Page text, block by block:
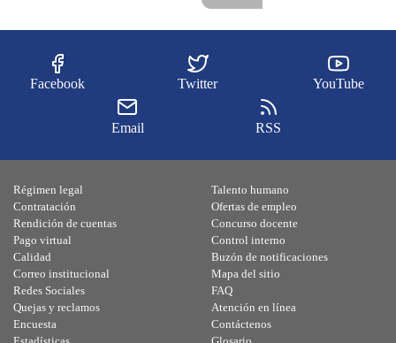
Facebook Twitter YouTube
Email RSS
Régimen legal
Contratación
Rendición de cuentas
Pago virtual
Calidad
Talento humano
Ofertas de empleo
Concurso docente
Control interno
Buzón de notificaciones
Correo institucional
Redes Sociales
Quejas y reclamos
Encuesta
Mapa del sitio
FAQ
Atención en línea
Contáctenos